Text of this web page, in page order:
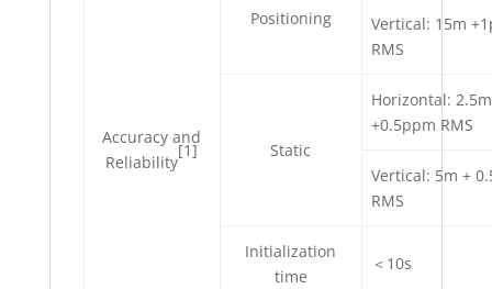
Accuracy and
Reliability
[1]
Positioning
Vertical: 15m
RMS
Static
Horizontal:
+0.5ppm RMS
Vertical: 5m +
RMS
Initialization
time
＜10s